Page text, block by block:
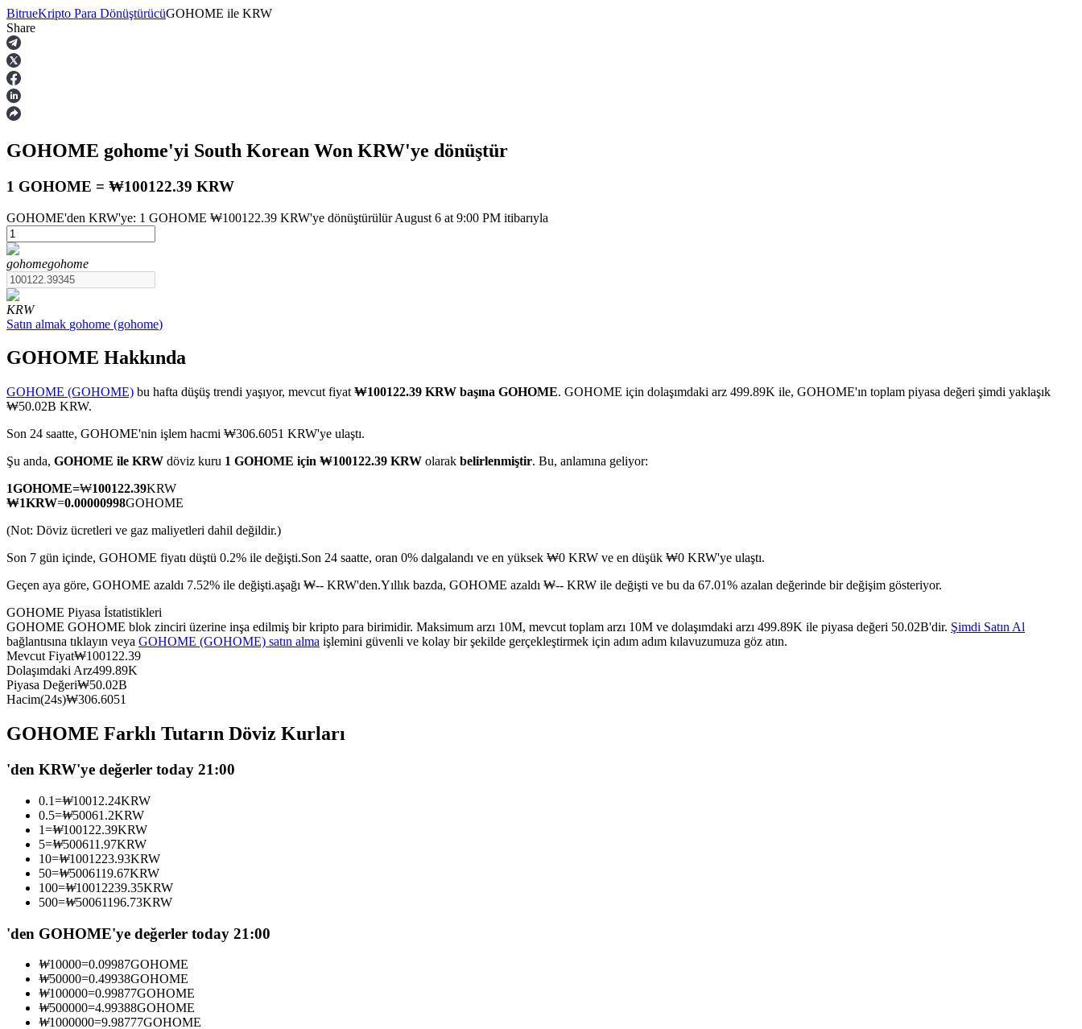
Vadeli İşlemler
USDT Vadeli İşlemleri
Teminat olarak USDT kullanan vadeli işlemler
COIN-M Vadeli İşlemleri
Kripto Para Vadeli İşlemleri
USDC'yi teminat olarak kullanan vadeli işlemler
Kopya Ticaret
En iyi traderlarla güçlerinizi birleştirin
BitrueKripto Para DönüştürücüGOHOME ile KRW
Share
GOHOME gohome'yi South Korean Won KRW'ye dönüştür
1 GOHOME = ₩100122.39 KRW
GOHOME'den KRW'ye: 1 GOHOME ₩100122.39 KRW'ye dönüştürülür August 6 at 9:00 PM itibarıyla
gohomegohome
KRW
Satın almak gohome (gohome)
GOHOME Hakkında
GOHOME (GOHOME) bu hafta düşüş trendi yaşıyor, mevcut fiyat ₩100122.39 KRW başına GOHOME. GOHOME için dolaşımdaki arz 499.89K ile, GOHOME'ın toplam piyasa değeri şimdi yaklaşık
₩50.02B KRW.
Son 24 saatte, GOHOME'nin işlem hacmi ₩306.6051 KRW'ye ulaştı.
Şu anda, GOHOME ile KRW döviz kuru 1 GOHOME için ₩100122.39 KRW olarak belirlenmiştir. Bu, anlamına geliyor:
1GOHOME=₩100122.39KRW
₩1KRW=0.00000998GOHOME
(Not: Döviz ücretleri ve gaz maliyetleri dahil değildir.)
Son 7 gün içinde, GOHOME fiyatı düştü 0.2% ile değişti.Son 24 saatte, oran 0% dalgalandı ve en yüksek ₩0 KRW ve en düşük ₩0 KRW'ye ulaştı.
Geçen aya göre, GOHOME azaldı 7.52% ile değişti.aşağı ₩-- KRW'den.Yıllık bazda, GOHOME azaldı ₩-- KRW ile değişti ve bu da 67.01% azalan değerinde bir değişim gösteriyor.
GOHOME Piyasa İstatistikleri
GOHOME GOHOME blok zinciri üzerine inşa edilmiş bir kripto para birimidir. Maksimum arzı 10M, mevcut toplam arzı 10M ve dolaşımdaki arzı 499.89K ile piyasa değeri 50.02B'dir. Şimdi Satın Al
bağlantısına tıklayın veya GOHOME (GOHOME) satın alma işlemini güvenli ve kolay bir şekilde gerçekleştirmek için adım adım kılavuzumuza göz atın.
Mevcut Fiyat₩100122.39
Dolaşımdaki Arz499.89K
Piyasa Değeri₩50.02B
Hacim(24s)₩306.6051
GOHOME Farklı Tutarın Döviz Kurları
'den KRW'ye değerler today 21:00
0.1=₩10012.24KRW
0.5=₩50061.2KRW
1=₩100122.39KRW
5=₩500611.97KRW
10=₩1001223.93KRW
50=₩5006119.67KRW
100=₩10012239.35KRW
500=₩50061196.73KRW
'den GOHOME'ye değerler today 21:00
₩10000=0.09987GOHOME
₩50000=0.49938GOHOME
₩100000=0.99877GOHOME
₩500000=4.99388GOHOME
₩1000000=9.98777GOHOME